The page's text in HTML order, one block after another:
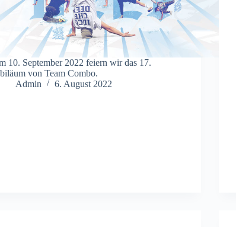
10. September 2022 feiern wir das 17.
von Team Combo.
Admin
6. August 2022